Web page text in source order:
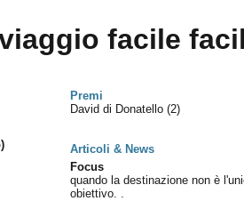
facile
Premi
David di Donatello (2)
Articoli & News
Focus
quando la destinazione non è
obiettivo. .